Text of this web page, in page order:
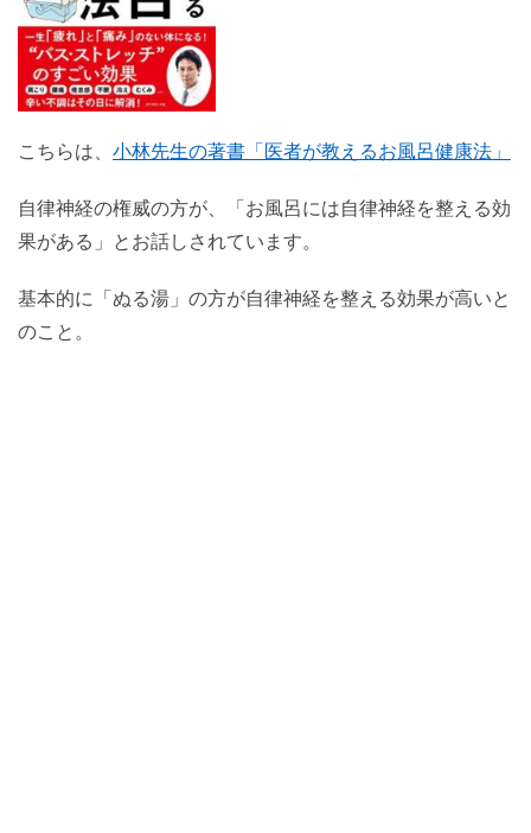
こちらは、 小林先生の著書「医者が教えるお風呂健康法」
自律神経の権威の方が、「お風呂には自律神経を整える効
果がある」とお話しされています。
基本的に「ぬる湯」の方が自律神経を整える効果が高いと
のこと。